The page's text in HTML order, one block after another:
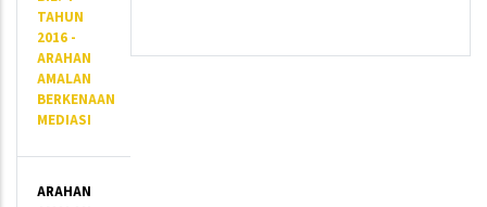
TAHUN
2016 -
ARAHAN
AMALAN
BERKENAAN
MEDIASI
ARAHAN